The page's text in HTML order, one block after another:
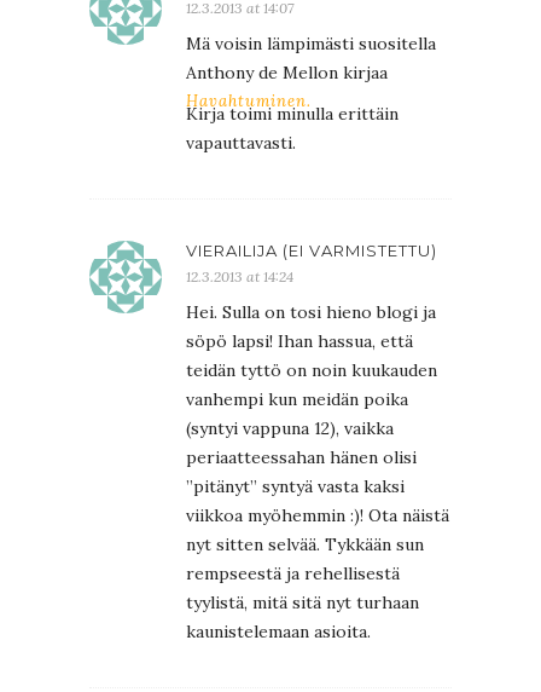
12.3.2013 at 14:07
Mä voisin lämpimästi suositella
Anthony de Mellon kirjaa
Havahtuminen.
Kirja toimi minulla erittäin
vapauttavasti.
VIERAILIJA (EI VARMISTETTU)
12.3.2013 at 14:24
Hei. Sulla on tosi hieno blogi ja
söpö lapsi! Ihan hassua, että
teidän tyttö on noin kuukauden
vanhempi kun meidän poika
(syntyi vappuna 12), vaikka
periaatteessahan hänen olisi
”pitänyt” syntyä vasta kaksi
viikkoa myöhemmin :)! Ota näistä
nyt sitten selvää. Tykkään sun
rempseestä ja rehellisestä
tyylistä, mitä sitä nyt turhaan
kaunistelemaan asioita.